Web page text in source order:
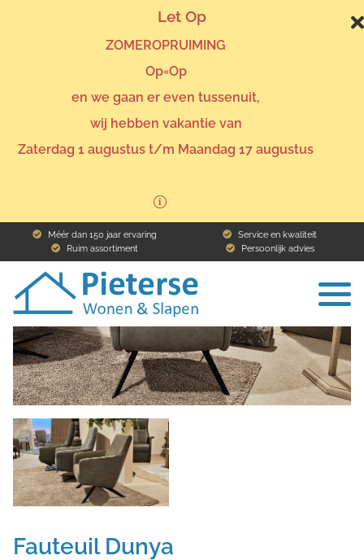
Méér dan 150 jaar ervaring
Ruim assortiment
Service en kwaliteit
Persoonlijk advies
Let Op
ZOMEROPRUIMING
Op=Op
en we gaan er even tussenuit,
wij hebben vakantie van
Zaterdag 1 augustus t/m Maandag 17 augustus
Assortiment Stoelen Fauteuil Dunya
Fauteuil Dunya